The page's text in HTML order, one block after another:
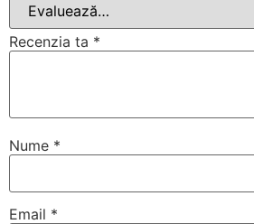
Recenzia ta *
Nume *
Email *